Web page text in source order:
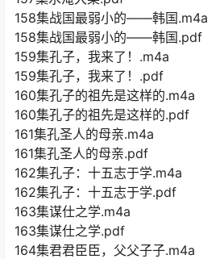
158集战国最弱小的——韩国.m4a
158集战国最弱小的——韩国.pdf
159集孔子，我来了！.m4a
159集孔子，我来了！.pdf
160集孔子的祖先是这样的.m4a
160集孔子的祖先是这样的.pdf
161集孔圣人的母亲.m4a
161集孔圣人的母亲.pdf
162集孔子：十五志于学.m4a
162集孔子：十五志于学.pdf
163集谋仕之学.m4a
163集谋仕之学.pdf
164集君君臣臣，父父子子.m4a